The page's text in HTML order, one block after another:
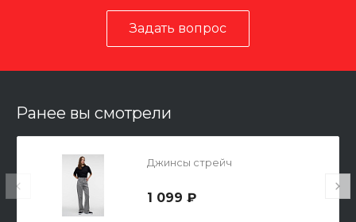
Задать вопрос
Ранее вы смотрели
Джинсы стрейч
1 099 ₽